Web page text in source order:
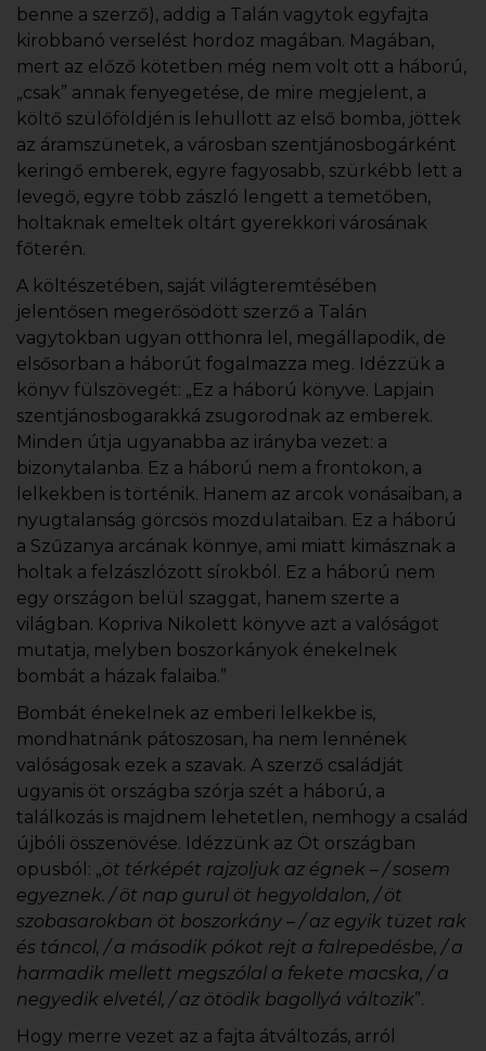
benne a szerző), addig a Talán vagytok egyfajta
kirobbanó verselést hordoz magában. Magában,
mert az előző kötetben még nem volt ott a háború,
„csak” annak fenyegetése, de mire megjelent, a
költő szülőföldjén is lehullott az első bomba, jöttek
az áramszünetek, a városban szentjánosbogárként
keringő emberek, egyre fagyosabb, szürkébb lett a
levegő, egyre több zászló lengett a temetőben,
holtaknak emeltek oltárt gyerekkori városának
főterén.
A költészetében, saját világteremtésében
jelentősen megerősödött szerző a Talán
vagytokban ugyan otthonra lel, megállapodik, de
elsősorban a háborút fogalmazza meg. Idézzük a
könyv fülszövegét: „Ez a háború könyve. Lapjain
szentjánosbogarakká zsugorodnak az emberek.
Minden útja ugyanabba az irányba vezet: a
bizonytalanba. Ez a háború nem a frontokon, a
lelkekben is történik. Hanem az arcok vonásaiban, a
nyugtalanság görcsös mozdulataiban. Ez a háború
a Szűzanya arcának könnye, ami miatt kimásznak a
holtak a felzászlózott sírokból. Ez a háború nem
egy országon belül szaggat, hanem szerte a
világban. Kopriva Nikolett könyve azt a valóságot
mutatja, melyben boszorkányok énekelnek
bombát a házak falaiba.”
Bombát énekelnek az emberi lelkekbe is,
mondhatnánk pátoszosan, ha nem lennének
valóságosak ezek a szavak. A szerző családját
ugyanis öt országba szórja szét a háború, a
találkozás is majdnem lehetetlen, nemhogy a család
újbóli összenövése. Idézzünk az Öt országban
opusból: „öt térképét rajzoljuk az égnek – / sosem
egyeznek. / öt nap gurul öt hegyoldalon, / öt
szobasarokban öt boszorkány – / az egyik tüzet rak
és táncol, / a második pókot rejt a falrepedésbe, / a
harmadik mellett megszólal a fekete macska, / a
negyedik elvetél, / az ötödik bagollyá változik”.
Hogy merre vezet az a fajta átváltozás, arról